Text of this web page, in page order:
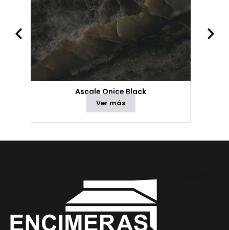
Ascale Onice Black
Ver más